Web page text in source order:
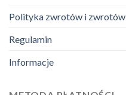
Polityka zwrotów i zwrotów
Regulamin
Informacje